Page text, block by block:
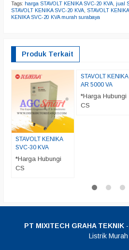
Tags: harga STAVOLT KENIKA SVC-20 KVA jual
STAVOLT KENIKA SVC-20 KVA STAVOLT
KENIKA SVC-20 KVA murah surabaya
Produk Terkait
STAVOLT KENIKA
SVC-30 KVA
*Harga Hubungi
CS
STAVOLT KENIKA
AR 5000 VA
*Harga Hubungi
CS
PT MIXITECH GRAHA TEKNIK-
Listrik Murah